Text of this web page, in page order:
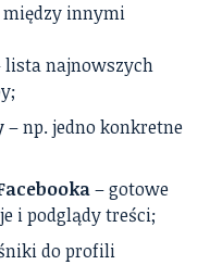
między innymi
lista najnowszych
– np. jedno konkretne
– gotowe
i podglądy treści;
do profili